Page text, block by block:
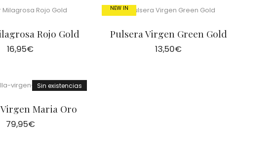
Rojo Gold
16,95€
NEW IN
Pulsera Virgen Green Gold
13,50€
Sin existencias
Maria Oro
79,95€